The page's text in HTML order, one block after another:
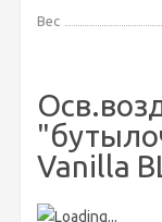
Вес
Vanilla